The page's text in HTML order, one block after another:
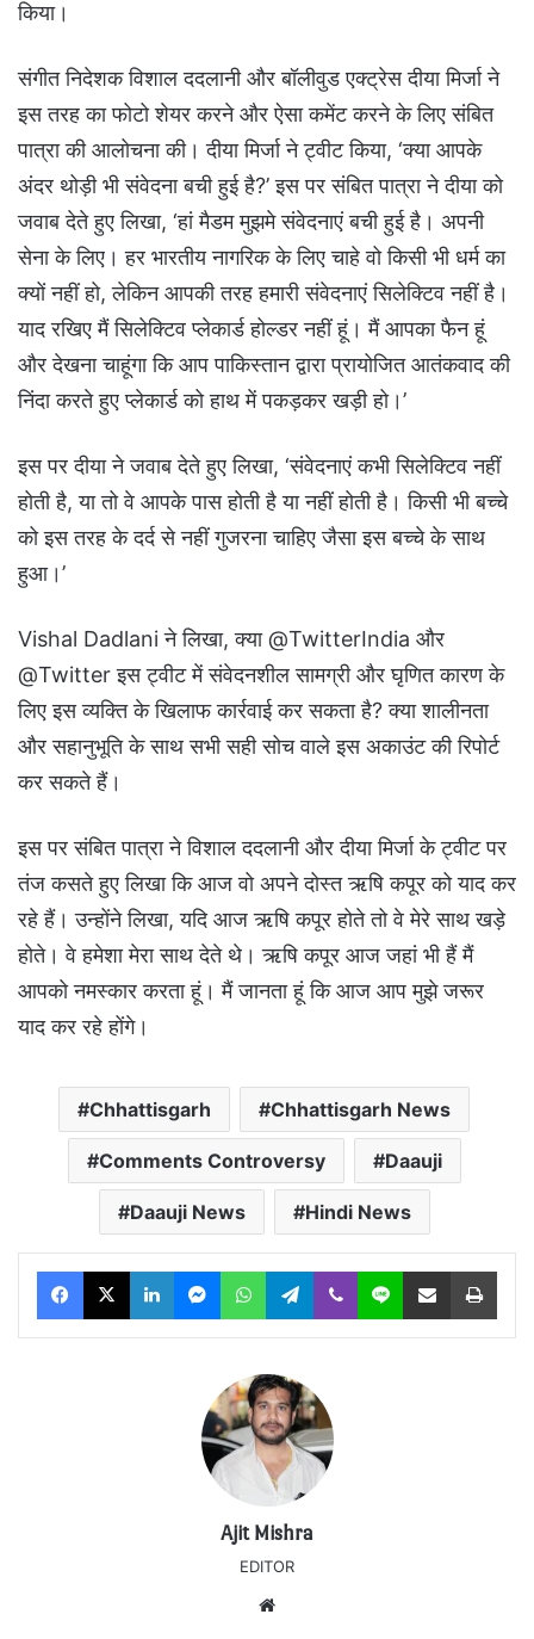
किया।
संगीत निदेशक विशाल ददलानी और बॉलीवुड एक्ट्रेस दीया मिर्जा ने
इस तरह का फोटो शेयर करने और ऐसा कमेंट करने के लिए संबित
पात्रा की आलोचना की। दीया मिर्जा ने ट्वीट किया, ‘क्या आपके
अंदर थोड़ी भी संवेदना बची हुई है?’ इस पर संबित पात्रा ने दीया को
जवाब देते हुए लिखा, ‘हां मैडम मुझमे संवेदनाएं बची हुई है। अपनी
सेना के लिए। हर भारतीय नागरिक के लिए चाहे वो किसी भी धर्म का
क्यों नहीं हो, लेकिन आपकी तरह हमारी संवेदनाएं सिलेक्टिव नहीं है।
याद रखिए मैं सिलेक्टिव प्लेकार्ड होल्डर नहीं हूं। मैं आपका फैन हूं
और देखना चाहूंगा कि आप पाकिस्तान द्वारा प्रायोजित आतंकवाद की
निंदा करते हुए प्लेकार्ड को हाथ में पकड़कर खड़ी हो।’
इस पर दीया ने जवाब देते हुए लिखा, ‘संवेदनाएं कभी सिलेक्टिव नहीं
होती है, या तो वे आपके पास होती है या नहीं होती है। किसी भी बच्चे
को इस तरह के दर्द से नहीं गुजरना चाहिए जैसा इस बच्चे के साथ
हुआ।’
Vishal Dadlani ने लिखा, क्या @TwitterIndia और
@Twitter इस ट्वीट में संवेदनशील सामग्री और घृणित कारण के
लिए इस व्यक्ति के खिलाफ कार्रवाई कर सकता है? क्या शालीनता
और सहानुभूति के साथ सभी सही सोच वाले इस अकाउंट की रिपोर्ट
कर सकते हैं।
इस पर संबित पात्रा ने विशाल ददलानी और दीया मिर्जा के ट्वीट पर
तंज कसते हुए लिखा कि आज वो अपने दोस्त ऋषि कपूर को याद कर
रहे हैं। उन्होंने लिखा, यदि आज ऋषि कपूर होते तो वे मेरे साथ खड़े
होते। वे हमेशा मेरा साथ देते थे। ऋषि कपूर आज जहां भी हैं मैं
आपको नमस्कार करता हूं। मैं जानता हूं कि आज आप मुझे जरूर
याद कर रहे होंगे।
Chhattisgarh Chhattisgarh News
Comments Controversy Daauji
Daauji News Hindi News
Facebook
X LinkedInMessengerWhatsAppTelegram
Viber Line Share via Email Print
Ajit Mishra
EDITOR